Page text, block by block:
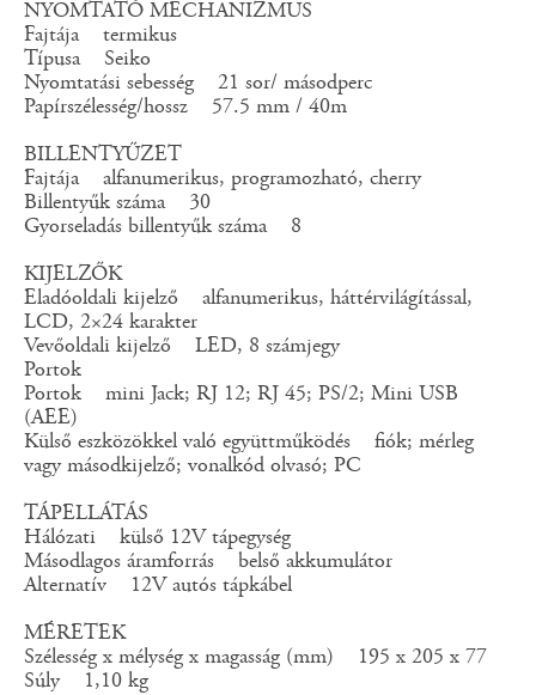
NYOMTATÓ MECHANIZMUS
Fajtája termikus
Típusa Seiko
Nyomtatási sebesség 21 sor/ másodperc
Papírszélesség/hossz 57.5 mm / 40m
BILLENTYŰZET
Fajtája alfanumerikus, programozható, cherry
Billentyűk száma 30
Gyorseladás billentyűk száma 8
KIJELZŐK
Eladóoldali kijelző alfanumerikus, háttérvilágítással,
LCD, 2×24 karakter
Vevőoldali kijelző LED, 8 számjegy
Portok
Portok mini Jack; RJ 12; RJ 45; PS/2; Mini USB
(AEE)
Külső eszközökkel való együttműködés fiók; mérleg
vagy másodkijelző; vonalkód olvasó; PC
TÁPELLÁTÁS
Hálózati külső 12V tápegység
Másodlagos áramforrás belső akkumulátor
Alternatív 12V autós tápkábel
MÉRETEK
Szélesség x mélység x magasság (mm) 195 x 205 x 77
Súly 1,10 kg